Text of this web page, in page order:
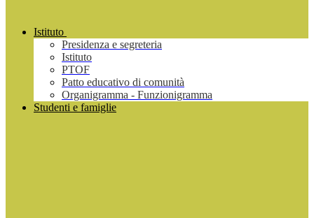
Istituto
Presidenza e segreteria
Istituto
PTOF
Patto educativo di comunità
Organigramma - Funzionigramma
Studenti e famiglie